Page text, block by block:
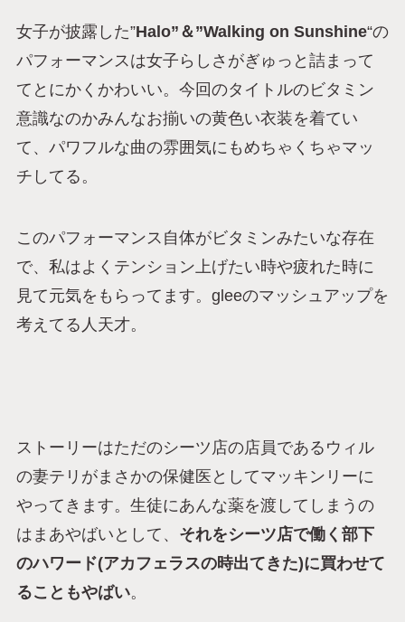
女子が披露した”Halo”＆”Walking on Sunshine“の
パフォーマンスは女子らしさがぎゅっと詰まって
てとにかくかわいい。今回のタイトルのビタミン
意識なのかみんなお揃いの黄色い衣装を着てい
て、パワフルな曲の雰囲気にもめちゃくちゃマッ
チしてる。
このパフォーマンス自体がビタミンみたいな存在
で、私はよくテンション上げたい時や疲れた時に
見て元気をもらってます。gleeのマッシュアップを
考えてる人天才。
ストーリーはただのシーツ店の店員であるウィル
の妻テリがまさかの保健医としてマッキンリーに
やってきます。生徒にあんな薬を渡してしまうの
はまあやばいとして、 それをシーツ店で働く部下
のハワード(アカフェラスの時出てきた)に買わせて
ることもやばい。